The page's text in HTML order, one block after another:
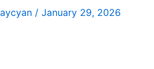
/ January 29, 2026